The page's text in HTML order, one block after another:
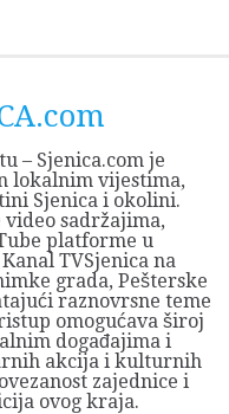
– Sjenica.com je
lokalnim vijestima,
Sjenica i okolini.
video sadržajima,
platforme u
TVSjenica na
grada, Pešterske
raznovrsne teme
omogućava široj
događajima i
akcija i kulturnih
zajednice i
ovog kraja.